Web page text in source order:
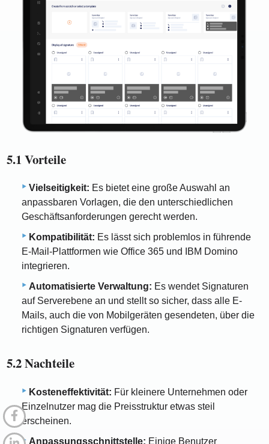
5.1 Vorteile
Vielseitigkeit: Es bietet eine große Auswahl an
anpassbaren Vorlagen, die den unterschiedlichen
Geschäftsanforderungen gerecht werden.
Kompatibilität: Es lässt sich problemlos in führende
E-Mail-Plattformen wie Office 365 und IBM Domino
integrieren.
Automatisierte Verwaltung: Es wendet Signaturen
auf Serverebene an und stellt so sicher, dass alle E-
Mails, auch die von Mobilgeräten gesendeten, über die
richtigen Signaturen verfügen.
5.2 Nachteile
Kosteneffektivität: Für kleinere Unternehmen oder
Einzelnutzer mag die Preisstruktur etwas steil
erscheinen.
Anpassungsschnittstelle: Einige Benutzer